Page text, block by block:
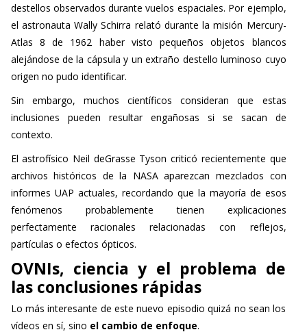
destellos observados durante vuelos espaciales. Por ejemplo,
el astronauta Wally Schirra relató durante la misión Mercury-
Atlas 8 de 1962 haber visto pequeños objetos blancos
alejándose de la cápsula y un extraño destello luminoso cuyo
origen no pudo identificar.
Sin embargo, muchos científicos consideran que estas
inclusiones pueden resultar engañosas si se sacan de
contexto.
El astrofísico Neil deGrasse Tyson criticó recientemente que
archivos históricos de la NASA aparezcan mezclados con
informes UAP actuales, recordando que la mayoría de esos
fenómenos probablemente tienen explicaciones
perfectamente racionales relacionadas con reflejos,
partículas o efectos ópticos.
OVNIs, ciencia y el problema de
las conclusiones rápidas
Lo más interesante de este nuevo episodio quizá no sean los
vídeos en sí, sino el cambio de enfoque.